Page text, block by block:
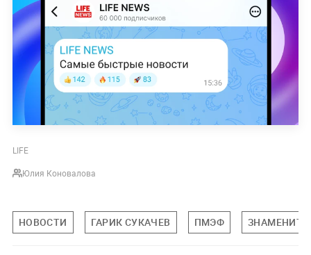
LIFE
Юлия Коновалова
НОВОСТИ ГАРИК СУКАЧЕВ ПМЭФ